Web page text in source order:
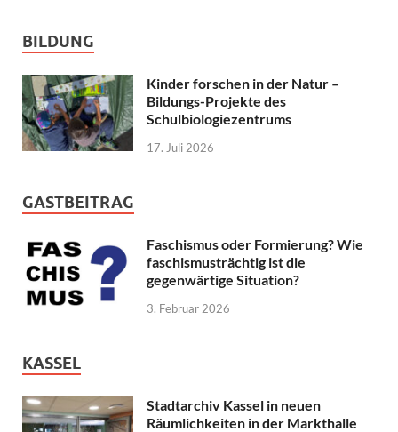
BILDUNG
Kinder forschen in der Natur –
Bildungs-Projekte des
Schulbiologiezentrums
17. Juli 2026
GASTBEITRAG
Faschismus oder Formierung? Wie
faschismusträchtig ist die
gegenwärtige Situation?
3. Februar 2026
KASSEL
Stadtarchiv Kassel in neuen
Räumlichkeiten in der Markthalle